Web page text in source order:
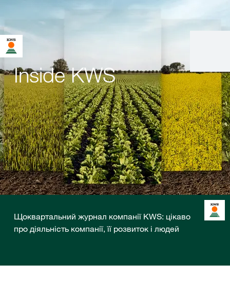
Inside KWS
Щоквартальний журнал компанії KWS: цікаво
про діяльність компанії, її розвиток і людей